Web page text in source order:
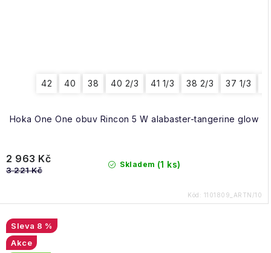
Hoka One One obuv Rincon 5 W alabaster-tangerine glow
42 40 38 40 2/3 41 1/3 38 2/3 37 1/3
Skladem (1 ks)
2 963 Kč
3 221 Kč
Kód: 1101809_ARTN/10
8 %
Akce